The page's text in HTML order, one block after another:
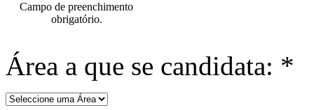
Campo de preenchimento
obrigatório.
Área a que se candidata: *